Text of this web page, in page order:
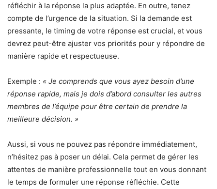
réfléchir à la réponse la plus adaptée. En outre, tenez
compte de l’urgence de la situation. Si la demande est
pressante, le timing de votre réponse est crucial, et vous
devrez peut-être ajuster vos priorités pour y répondre de
manière rapide et respectueuse.
Exemple : « Je comprends que vous ayez besoin d’une
réponse rapide, mais je dois d’abord consulter les autres
membres de l’équipe pour être certain de prendre la
meilleure décision. »
Aussi, si vous ne pouvez pas répondre immédiatement,
n’hésitez pas à poser un délai. Cela permet de gérer les
attentes de manière professionnelle tout en vous donnant
le temps de formuler une réponse réfléchie. Cette